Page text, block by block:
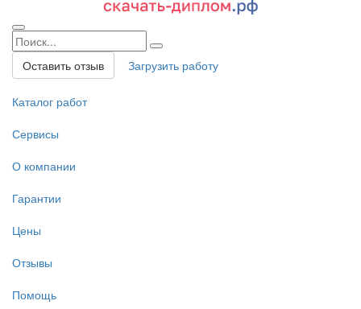
Оставить отзыв Загрузить работу
Каталог работ
Сервисы
О компании
Гарантии
Цены
Отзывы
Помощь